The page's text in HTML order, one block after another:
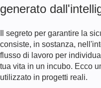
generato
Il segreto per garantire la
consiste, in sostanza,
flusso di lavoro per
tua vita in un incubo. Ecco
utilizzato in progetti reali.